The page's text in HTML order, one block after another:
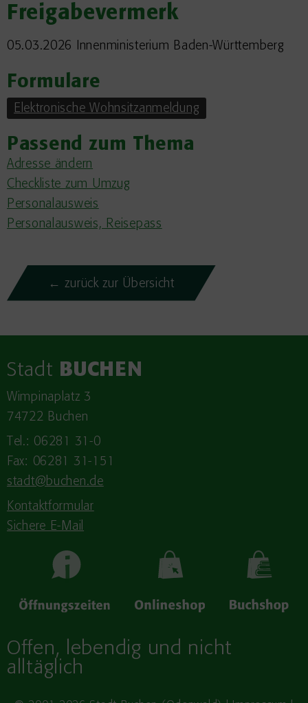
Freigabevermerk
05.03.2026 Innenministerium Baden-Württemberg
Formulare
Elektronische Wohnsitzanmeldung
Passend zum Thema
Adresse ändern
Checkliste zum Umzug
Personalausweis
Personalausweis, Reisepass
← zurück zur Übersicht
Stadt BUCHEN
Wimpinaplatz 3
74722 Buchen
Tel.: 06281 31-0
Fax: 06281 31-151
stadt@buchen.de
Kontaktformular
Sichere E-Mail
Offen, lebendig und nicht
alltäglich